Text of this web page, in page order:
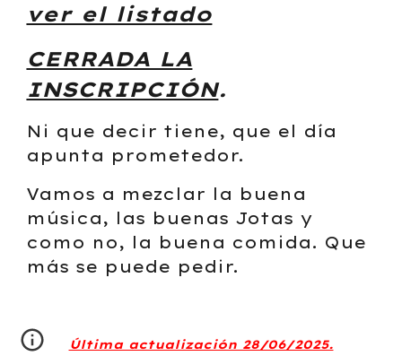
ver el listado
CERRADA LA
INSCRIPCIÓN.
Ni que decir tiene, que el día
apunta prometedor.
Vamos a mezclar la buena
música, las buenas Jotas y
como no, la buena comida. Que
más se puede pedir.
Última actualización 28/06/2025.